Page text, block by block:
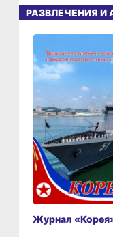
РАЗВЛЕЧЕНИЯ
Журнал